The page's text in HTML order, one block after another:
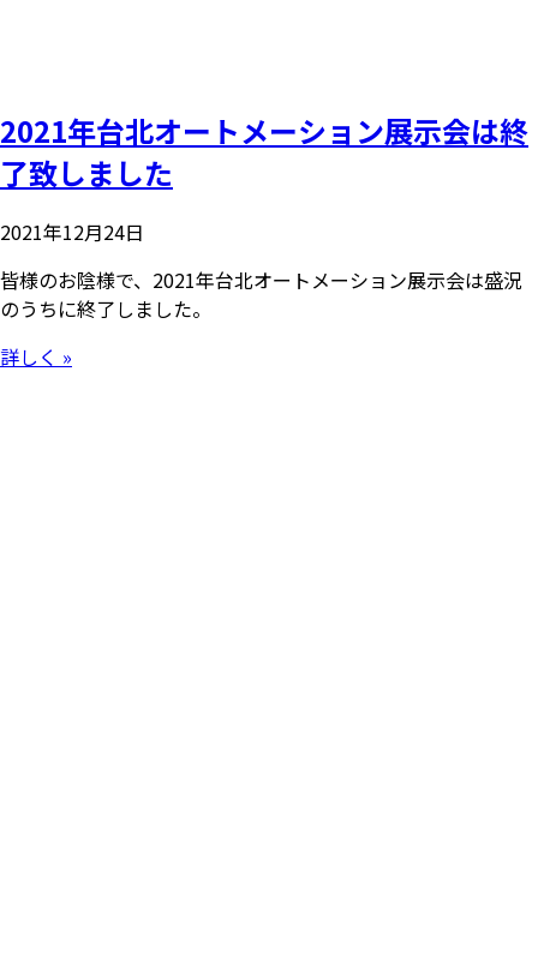
2021年台北オートメーション展示会は終
了致しました
2021年12月24日
皆様のお陰様で、2021年台北オートメーション展示会は盛況
のうちに終了しました。
詳しく »